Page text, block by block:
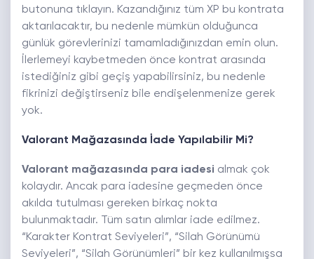
butonuna tıklayın. Kazandığınız tüm XP bu kontrata
aktarılacaktır, bu nedenle mümkün olduğunca
günlük görevlerinizi tamamladığınızdan emin olun.
İlerlemeyi kaybetmeden önce kontrat arasında
istediğiniz gibi geçiş yapabilirsiniz, bu nedenle
fikrinizi değiştirseniz bile endişelenmenize gerek
yok.
Valorant Mağazasında İade Yapılabilir Mi?
Valorant mağazasında para iadesi almak çok
kolaydır. Ancak para iadesine geçmeden önce
akılda tutulması gereken birkaç nokta
bulunmaktadır. Tüm satın alımlar iade edilmez.
“Karakter Kontrat Seviyeleri”, “Silah Görünümü
Seviyeleri”, “Silah Görünümleri” bir kez kullanılmışsa